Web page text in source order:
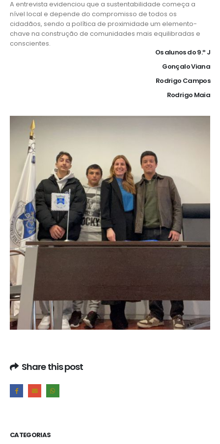
A entrevista evidenciou que a sustentabilidade começa a
nível local e depende do compromisso de todos os
cidadãos, sendo a política de proximidade um elemento-
chave na construção de comunidades mais equilibradas e
conscientes.
Os alunos do 9.º J
Gonçalo Viana
Rodrigo Campos
Rodrigo Maia
Share this post
CATEGORIAS